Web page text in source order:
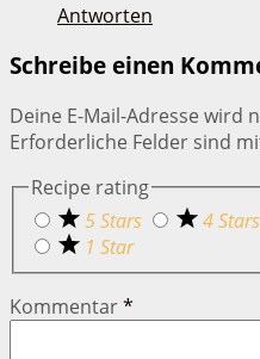
Antworten
Schreibe einen
Deine E-Mail-Adresse wird
Erforderliche Felder sind
Recipe rating
5 Stars
4 Stars
1 Star
Kommentar*